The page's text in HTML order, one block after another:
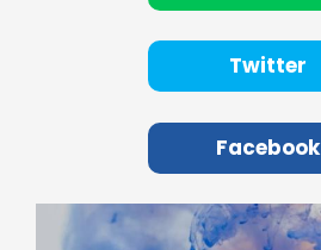
Twitter
Facebook